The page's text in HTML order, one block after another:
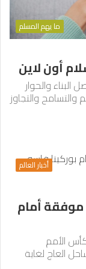
ما يهم المسلم
أون لاين
والحوار
والتسامح والتجاوز
أخبار العالم
موفقة أمام
كأس الأمم
تجري في ساحل العاج لغاية